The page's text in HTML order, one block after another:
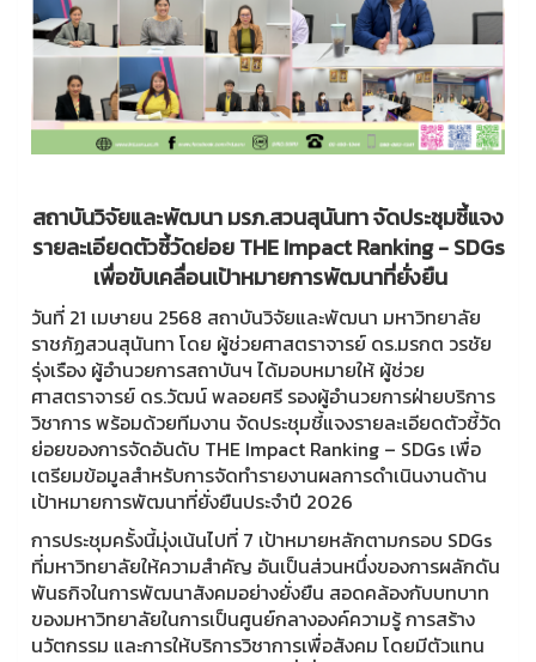
สถาบันวิจัยและพัฒนา มรภ.สวนสุนันทา จัดประชุมชี้แจง
รายละเอียดตัวชี้วัดย่อย THE Impact Ranking - SDGs
เพื่อขับเคลื่อนเป้าหมายการพัฒนาที่ยั่งยืน
วันที่ 21 เมษายน 2568 สถาบันวิจัยและพัฒนา มหาวิทยาลัย
ราชภัฏสวนสุนันทา โดย ผู้ช่วยศาสตราจารย์ ดร.มรกต วรชัย
รุ่งเรือง ผู้อำนวยการสถาบันฯ ได้มอบหมายให้ ผู้ช่วย
ศาสตราจารย์ ดร.วัฒน์ พลอยศรี รองผู้อำนวยการฝ่ายบริการ
วิชาการ พร้อมด้วยทีมงาน จัดประชุมชี้แจงรายละเอียดตัวชี้วัด
ย่อยของการจัดอันดับ THE Impact Ranking – SDGs เพื่อ
เตรียมข้อมูลสำหรับการจัดทำรายงานผลการดำเนินงานด้าน
เป้าหมายการพัฒนาที่ยั่งยืนประจำปี 2026
การประชุมครั้งนี้มุ่งเน้นไปที่ 7 เป้าหมายหลักตามกรอบ SDGs
ที่มหาวิทยาลัยให้ความสำคัญ อันเป็นส่วนหนึ่งของการผลักดัน
พันธกิจในการพัฒนาสังคมอย่างยั่งยืน สอดคล้องกับบทบาท
ของมหาวิทยาลัยในการเป็นศูนย์กลางองค์ความรู้ การสร้าง
นวัตกรรม และการให้บริการวิชาการเพื่อสังคม โดยมีตัวแทน